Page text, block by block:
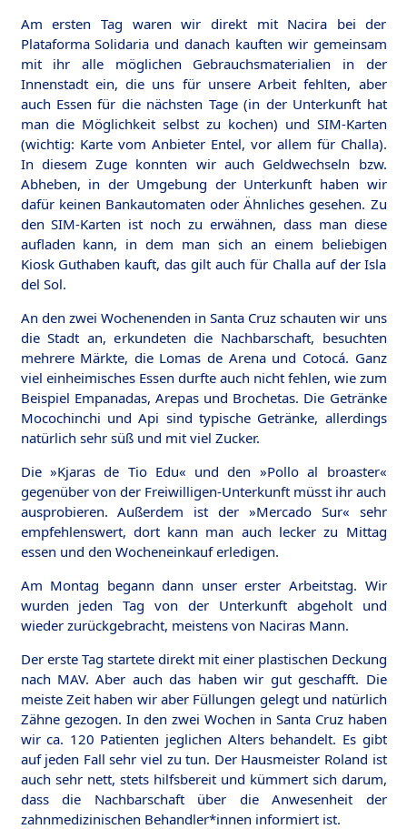
Am ersten Tag waren wir direkt mit Nacira bei der
Plataforma Solidaria und danach kauften wir gemeinsam
mit ihr alle möglichen Gebrauchsmaterialien in der
Innenstadt ein, die uns für unsere Arbeit fehlten, aber
auch Essen für die nächsten Tage (in der Unterkunft hat
man die Möglichkeit selbst zu kochen) und SIM-Karten
(wichtig: Karte vom Anbieter Entel, vor allem für Challa).
In diesem Zuge konnten wir auch Geldwechseln bzw.
Abheben, in der Umgebung der Unterkunft haben wir
dafür keinen Bankautomaten oder Ähnliches gesehen. Zu
den SIM-Karten ist noch zu erwähnen, dass man diese
aufladen kann, in dem man sich an einem beliebigen
Kiosk Guthaben kauft, das gilt auch für Challa auf der Isla
del Sol.
An den zwei Wochenenden in Santa Cruz schauten wir uns
die Stadt an, erkundeten die Nachbarschaft, besuchten
mehrere Märkte, die Lomas de Arena und Cotocá. Ganz
viel einheimisches Essen durfte auch nicht fehlen, wie zum
Beispiel Empanadas, Arepas und Brochetas. Die Getränke
Mocochinchi und Api sind typische Getränke, allerdings
natürlich sehr süß und mit viel Zucker.
Die »Kjaras de Tio Edu« und den »Pollo al broaster«
gegenüber von der Freiwilligen-Unterkunft müsst ihr auch
ausprobieren. Außerdem ist der »Mercado Sur« sehr
empfehlenswert, dort kann man auch lecker zu Mittag
essen und den Wocheneinkauf erledigen.
Am Montag begann dann unser erster Arbeitstag. Wir
wurden jeden Tag von der Unterkunft abgeholt und
wieder zurückgebracht, meistens von Naciras Mann.
Der erste Tag startete direkt mit einer plastischen Deckung
nach MAV. Aber auch das haben wir gut geschafft. Die
meiste Zeit haben wir aber Füllungen gelegt und natürlich
Zähne gezogen. In den zwei Wochen in Santa Cruz haben
wir ca. 120 Patienten jeglichen Alters behandelt. Es gibt
auf jeden Fall sehr viel zu tun. Der Hausmeister Roland ist
auch sehr nett, stets hilfsbereit und kümmert sich darum,
dass die Nachbarschaft über die Anwesenheit der
zahnmedizinischen Behandler*innen informiert ist.